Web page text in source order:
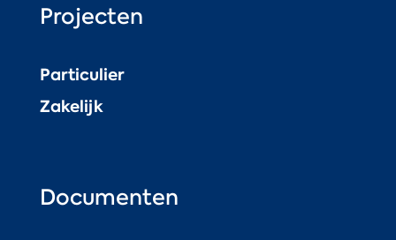
Projecten
Particulier
Zakelijk
Documenten